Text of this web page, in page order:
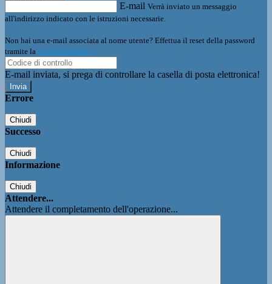
E-mail Verrà inviato un messaggio
all'indirizzo indicato con le istruzioni necessarie.
Non hai una e-mail associata al nome utente? Effettua il reset della password
tramite la Login Spaggiari
E-mail inviata, si prega di controllare la casella di posta elettronica!
Errore
Chiudi
Successo
Chiudi
Informazione
Chiudi
Attendere...
Attendere il completamento dell'operazione...